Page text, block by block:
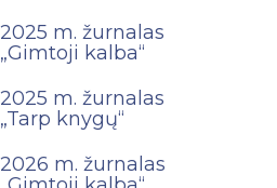
2025 m. žurnalas
„Gimtoji kalba“
2025 m. žurnalas
„Tarp knygų“
2026 m. žurnalas